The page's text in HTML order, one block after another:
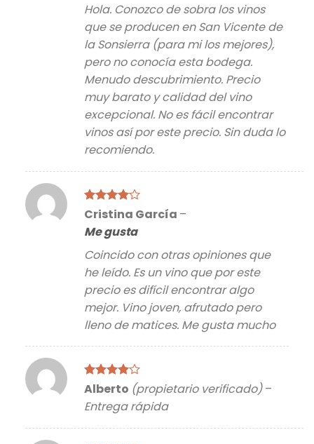
Hola. Conozco de sobra los vinos
que se producen en San Vicente de
la Sonsierra (para mi los mejores),
pero no conocía esta bodega.
Menudo descubrimiento. Precio
muy barato y calidad del vino
excepcional. No es fácil encontrar
vinos así por este precio. Sin duda lo
recomiendo.
Valorado
con4de
5
Cristina García –
Me gusta
Coincido con otras opiniones que
he leído. Es un vino que por este
precio es difícil encontrar algo
mejor. Vino joven, afrutado pero
lleno de matices. Me gusta mucho
Valorado
5
Alberto (propietario verificado) –
Entrega rápida